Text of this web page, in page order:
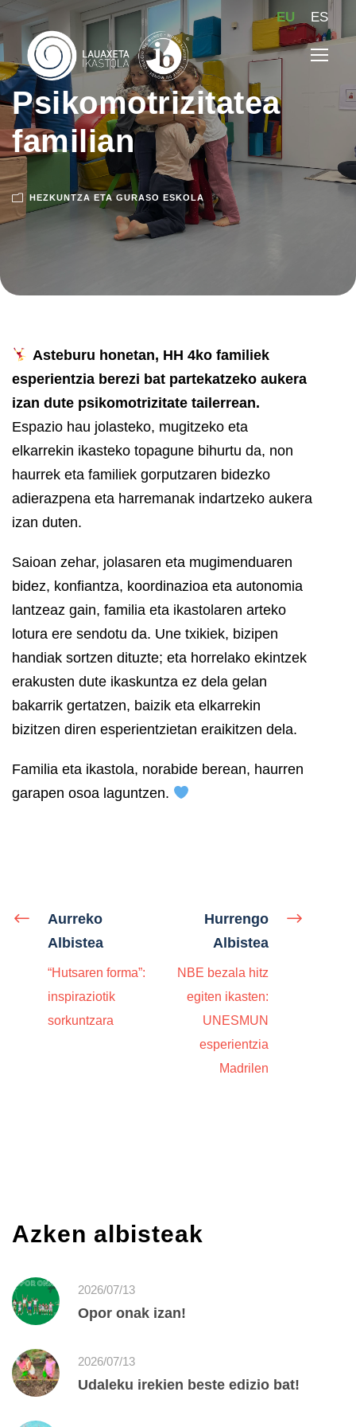
EU ES
Psikomotrizitatea
familian
HEZKUNTZA ETA GURASO ESKOLA
Asteburu honetan, HH 4ko familiek
esperientzia berezi bat partekatzeko aukera
izan dute psikomotrizitate tailerrean.
Espazio hau jolasteko, mugitzeko eta
elkarrekin ikasteko topagune bihurtu da, non
haurrek eta familiek gorputzaren bidezko
adierazpena eta harremanak indartzeko aukera
izan duten.
Saioan zehar, jolasaren eta mugimenduaren
bidez, konfiantza, koordinazioa eta autonomia
lantzeaz gain, familia eta ikastolaren arteko
lotura ere sendotu da. Une txikiek, bizipen
handiak sortzen dituzte; eta horrelako ekintzek
erakusten dute ikaskuntza ez dela gelan
bakarrik gertatzen, baizik eta elkarrekin
bizitzen diren esperientzietan eraikitzen dela.
Familia eta ikastola, norabide berean, haurren
garapen osoa laguntzen.
Aurreko
Albistea
“Hutsaren forma”:
inspiraziotik
sorkuntzara
Hurrengo
Albistea
NBE bezala hitz
egiten ikasten:
UNESMUN
esperientzia
Madrilen
Azken albisteak
2026/07/13
Opor onak izan!
2026/07/13
Udaleku irekien beste edizio bat!